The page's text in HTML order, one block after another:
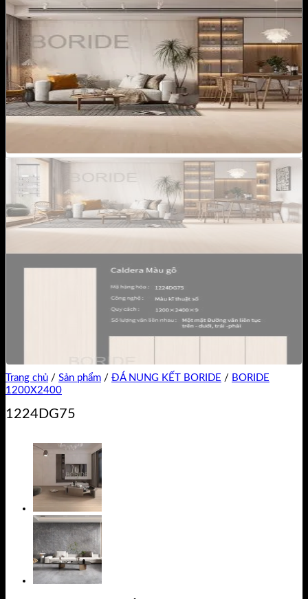
Trang chủ / Sản phẩm / ĐÁ NUNG KẾT BORIDE / BORIDE
1200X2400
1224DG75